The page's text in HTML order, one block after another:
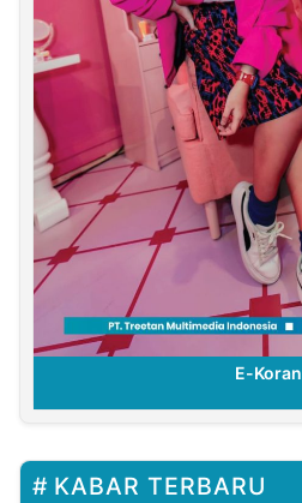
E-Koran
KABAR TERBARU